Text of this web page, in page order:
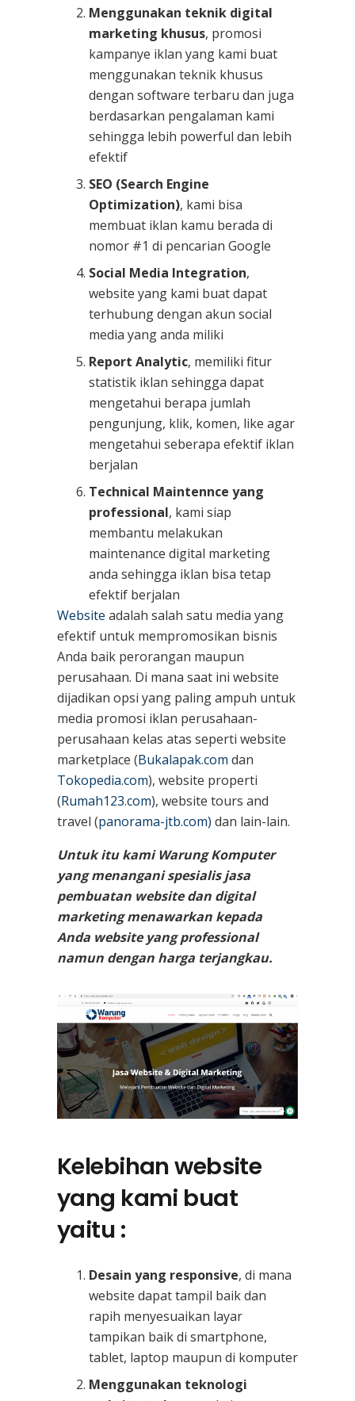
Menggunakan teknik digital
marketing khusus, promosi
kampanye iklan yang kami buat
menggunakan teknik khusus
dengan software terbaru dan juga
berdasarkan pengalaman kami
sehingga lebih powerful dan lebih
efektif
SEO (Search Engine
Optimization), kami bisa
membuat iklan kamu berada di
nomor #1 di pencarian Google
Social Media Integration,
website yang kami buat dapat
terhubung dengan akun social
media yang anda miliki
Report Analytic, memiliki fitur
statistik iklan sehingga dapat
mengetahui berapa jumlah
pengunjung, klik, komen, like agar
mengetahui seberapa efektif iklan
berjalan
Technical Maintennce yang
professional, kami siap
membantu melakukan
maintenance digital marketing
anda sehingga iklan bisa tetap
efektif berjalan
Website adalah salah satu media yang
efektif untuk mempromosikan bisnis
Anda baik perorangan maupun
perusahaan. Di mana saat ini website
dijadikan opsi yang paling ampuh untuk
media promosi iklan perusahaan-
perusahaan kelas atas seperti website
marketplace (Bukalapak.com dan
Tokopedia.com), website properti
(Rumah123.com), website tours and
travel (panorama-jtb.com) dan lain-lain.
Untuk itu kami Warung Komputer
yang menangani spesialis jasa
pembuatan website dan digital
marketing menawarkan kepada
Anda website yang professional
namun dengan harga terjangkau.
Kelebihan website
yang kami buat
yaitu :
Desain yang responsive, di mana
website dapat tampil baik dan
rapih menyesuaikan layar
tampikan baik di smartphone,
tablet, laptop maupun di komputer
Menggunakan teknologi